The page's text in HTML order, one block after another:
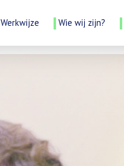
Werkwijze Wie wij zijn?